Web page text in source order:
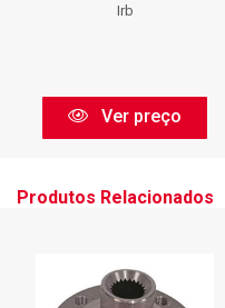
Irb
Ver preço
Produtos Relacionados